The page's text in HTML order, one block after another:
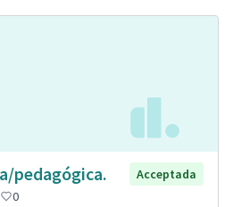
pedagógica.
Acceptada
0